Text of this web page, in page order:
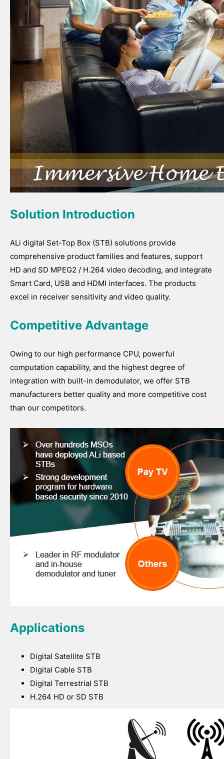
Solution Introduction
ALi digital Set-Top Box (STB) solutions provide
comprehensive product families and features, support
HD and SD MPEG2 / H.264 video decoding, and integrate
Smart Card, USB and HDMI interfaces. The products
excel in receiver sensitivity and video quality.
Competitive Advantage
Owing to our high performance CPU, powerful
computation capability, and the highest degree of
integration with built-in demodulator, we offer STB
manufacturers better quality and more competitive cost
than our competitors.
Applications
Digital Satellite STB
Digital Cable STB
Digital Terrestrial STB
H.264 HD or SD STB